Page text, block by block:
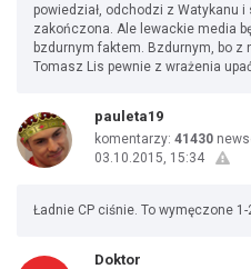
powiedział, odchodzi z Watykanu
zakończona. Ale lewackie media
bzdurnym faktem. Bzdurnym, bo z
Tomasz Lis pewnie z wrażenia
pauleta19
komentarzy: 41430
03.10.2015, 15:34
Ładnie CP ciśnie. To wymęczone
Doktor